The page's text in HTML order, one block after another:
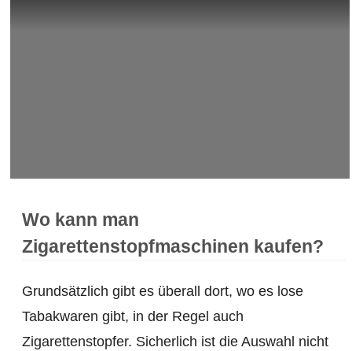
Wo kann man
Zigarettenstopfmaschinen kaufen?
Grundsätzlich gibt es überall dort, wo es lose
Tabakwaren gibt, in der Regel auch
Zigarettenstopfer. Sicherlich ist die Auswahl nicht